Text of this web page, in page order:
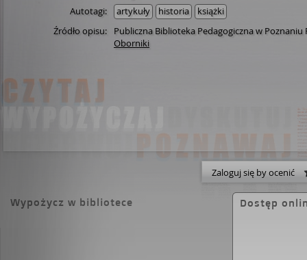
Autotagi: artykuły historia
książki
Źródło opisu:
Publiczna Biblioteka Pedagogiczna w Poznaniu
Oborniki
Zaloguj się by ocenić
Wypożycz w bibliotece Dostęp